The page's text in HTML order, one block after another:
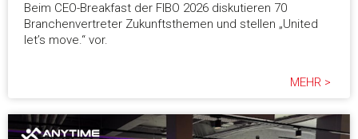
Beim CEO-Breakfast der FIBO 2026 diskutieren 70
Branchenvertreter Zukunftsthemen und stellen „United
let’s move.“ vor.
MEHR >